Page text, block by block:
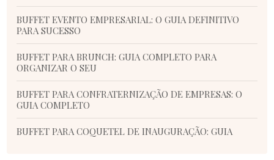
BUFFET EVENTO EMPRESARIAL: O GUIA DEFINITIVO
PARA SUCESSO
BUFFET PARA BRUNCH: GUIA COMPLETO PARA
ORGANIZAR O SEU
BUFFET PARA CONFRATERNIZAÇÃO DE EMPRESAS: O
GUIA COMPLETO
BUFFET PARA COQUETEL DE INAUGURAÇÃO: GUIA